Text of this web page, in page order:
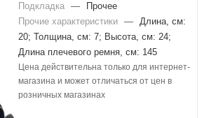
Подкладка
—
Прочее
Прочие характеристики
—
Длина, см:
20; Толщина, см: 7; Высота, см: 24;
Длина плечевого ремня, см: 145
Цена действительна только для интернет-
магазина и может отличаться от цен в
розничных магазинах